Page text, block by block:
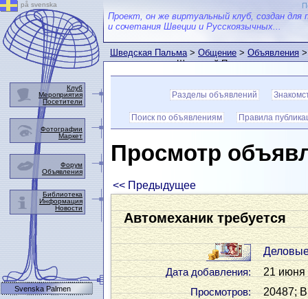
Проект, он же виртуальный клуб, создан для
и сочетания Швеции и Русскоязычных...
Шведская Пальма>Общение>Объявления>
пользователем Шведской Пальмы
Разделы объявлений
Поиск по объявлениям Правила
Просмотр
<< Предыдущее
Автомеханик требуется
Дата добавления: 21 июня
Просмотров: 20487;
på svenska
Клуб
Мероприятия
Посетители
Фотографии
Маркет
Форум
Объявления
Библиотека
Информация
Новости
Svenska Palmen